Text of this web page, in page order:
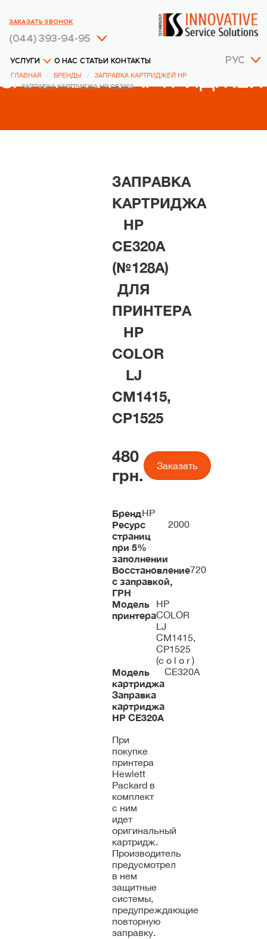
РУС
УСЛУГИ О НАС СТАТЬИ КОНТАКТЫ
(044) 393-94-95
ЗАКАЗАТЬ ЗВОНОК
ГЛАВНАЯ БРЕНДЫ
ЗАПРАВКА КАРТРИДЖЕЙ HP
ЗАПРАВКА КАРТРИДЖА HP CE320A
ЗАПРАВКА КАРТРИДЖЕЙ
HP
ЗАПРАВКА
КАРТРИДЖА
HP
CE320A
(№128A)
ДЛЯ
ПРИНТЕРА
HP
COLOR
LJ
CM1415,
CP1525
480
грн.
Заказать
БрендHP
Ресурс
страниц
при 5%
заполнении
2000
Восстановление
с заправкой,
ГРН
720
Модель
принтера
HP
COLOR
LJ
CM1415,
CP1525
(c o l o r )
Модель
картриджа
CE320A
Заправка
картриджа
HP CE320A
При
покупке
принтера
Hewlett
Packard в
комплект
с ним
идет
оригинальный
картридж.
Производитель
предусмотрел
в нем
защитные
системы,
предупреждающие
повторную
заправку.